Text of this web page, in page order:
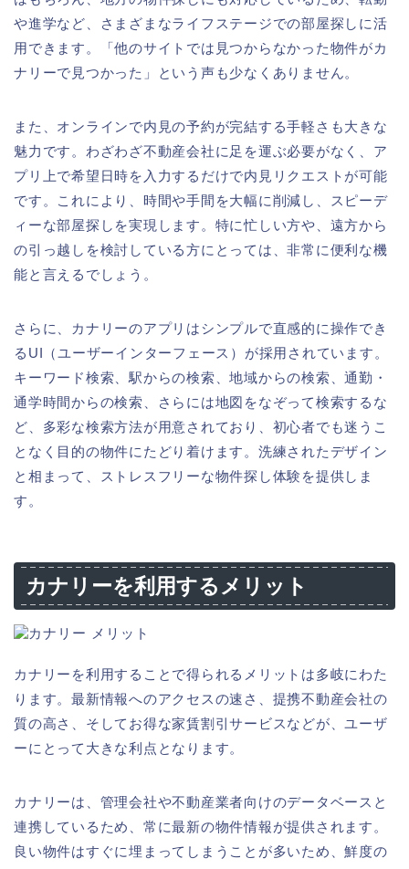
や進学など、さまざまなライフステージでの部屋探しに活
用できます。「他のサイトでは見つからなかった物件がカ
ナリーで見つかった」という声も少なくありません。
また、オンラインで内見の予約が完結する手軽さも大きな
魅力です。わざわざ不動産会社に足を運ぶ必要がなく、ア
プリ上で希望日時を入力するだけで内見リクエストが可能
です。これにより、時間や手間を大幅に削減し、スピーデ
ィーな部屋探しを実現します。特に忙しい方や、遠方から
の引っ越しを検討している方にとっては、非常に便利な機
能と言えるでしょう。
さらに、カナリーのアプリはシンプルで直感的に操作でき
るUI（ユーザーインターフェース）が採用されています。
キーワード検索、駅からの検索、地域からの検索、通勤・
通学時間からの検索、さらには地図をなぞって検索するな
ど、多彩な検索方法が用意されており、初心者でも迷うこ
となく目的の物件にたどり着けます。洗練されたデザイン
と相まって、ストレスフリーな物件探し体験を提供しま
す。
カナリーを利用するメリット
カナリーを利用することで得られるメリットは多岐にわた
ります。最新情報へのアクセスの速さ、提携不動産会社の
質の高さ、そしてお得な家賃割引サービスなどが、ユーザ
ーにとって大きな利点となります。
カナリーは、管理会社や不動産業者向けのデータベースと
連携しているため、常に最新の物件情報が提供されます。
良い物件はすぐに埋まってしまうことが多いため、鮮度の